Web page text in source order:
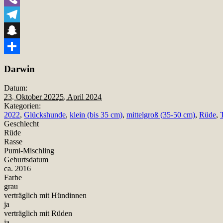
Viber
Telegram
Snapchat
Darwin
Datum:
23. Oktober 20225. April 2024
Kategorien:
2022, Glückshunde, klein (bis 35 cm), mittelgroß (35-50 cm), Rüde,
Geschlecht
Rüde
Rasse
Pumi-Mischling
Geburtsdatum
ca. 2016
Farbe
grau
verträglich mit Hündinnen
ja
verträglich mit Rüden